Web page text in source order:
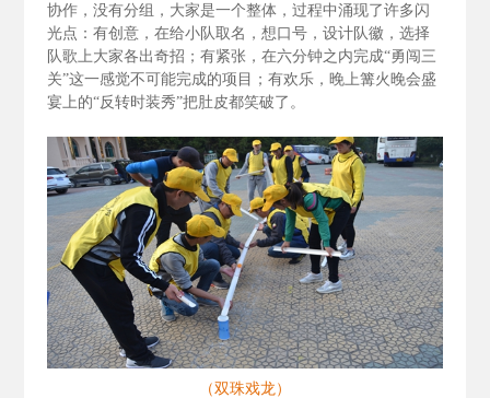
协作，没有分组，大家是一个整体，过程中涌现了许多闪
光点：有创意，在给小队取名，想口号，设计队徽，选择
队歌上大家各出奇招；有紧张，在六分钟之内完成“勇闯三
关”这一感觉不可能完成的项目；有欢乐，晚上篝火晚会盛
宴上的“反转时装秀”把肚皮都笑破了。
（双珠戏龙）